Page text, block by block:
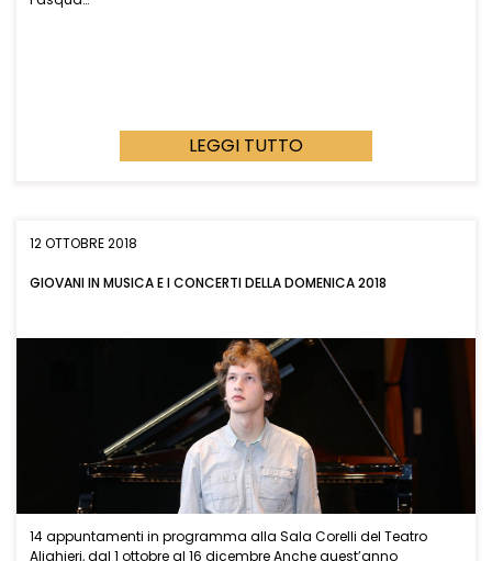
LEGGI TUTTO
12 OTTOBRE 2018
GIOVANI IN MUSICA E I CONCERTI DELLA DOMENICA 2018
14 appuntamenti in programma alla Sala Corelli del Teatro
Alighieri, dal 1 ottobre al 16 dicembre Anche quest’anno